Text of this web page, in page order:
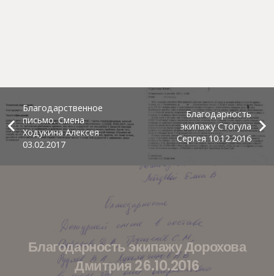
Благодарственное
письмо. Смена
Ходукина Алексея
03.02.2017
Благодарность
экипажу Стогула
Сергея 10.12.2016
Благодарность экипажу Дорохова
Дмитрия 26.10.2016